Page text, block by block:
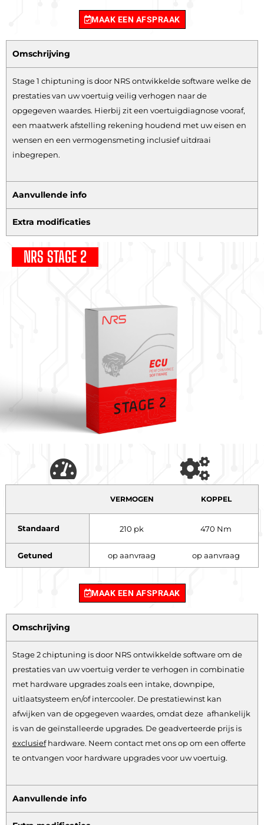
MAAK EEN AFSPRAAK
Omschrijving
Stage 1 chiptuning is door NRS ontwikkelde software welke de
prestaties van uw voertuig veilig verhogen naar de
opgegeven waardes. Hierbij zit een voertuigdiagnose vooraf,
een maatwerk afstelling rekening houdend met uw eisen en
wensen en een vermogensmeting inclusief uitdraai
inbegrepen.
Aanvullende info
Extra modificaties
NRS STAGE 2
VERMOGEN KOPPEL
Standaard 210 pk 470 Nm
Getuned op aanvraag op aanvraag
MAAK EEN AFSPRAAK
Omschrijving
Stage 2 chiptuning is door NRS ontwikkelde software om de
prestaties van uw voertuig verder te verhogen in combinatie
met hardware upgrades zoals een intake, downpipe,
uitlaatsysteem en/of intercooler. De prestatiewinst kan
afwijken van de opgegeven waardes, omdat deze afhankelijk
is van de geïnstalleerde upgrades. De geadverteerde prijs is
exclusiefhardware. Neem contact met ons op om een offerte
te ontvangen voor hardware upgrades voor uw voertuig.
Aanvullende info